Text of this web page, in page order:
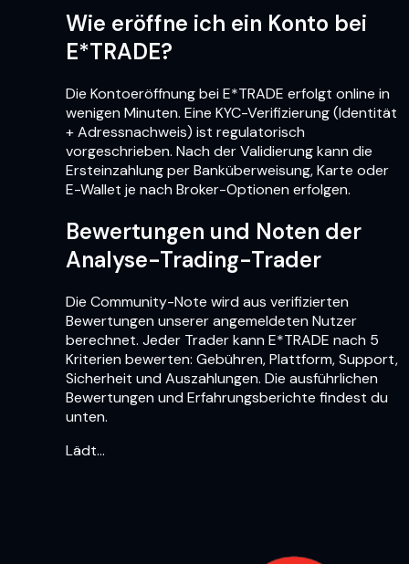
Wie eröffne ich ein Konto bei
E*TRADE?
Die Kontoeröffnung bei E*TRADE erfolgt online in
wenigen Minuten. Eine KYC-Verifizierung (Identität
+ Adressnachweis) ist regulatorisch
vorgeschrieben. Nach der Validierung kann die
Ersteinzahlung per Banküberweisung, Karte oder
E-Wallet je nach Broker-Optionen erfolgen.
Bewertungen und Noten der
Analyse-Trading-Trader
Die Community-Note wird aus verifizierten
Bewertungen unserer angemeldeten Nutzer
berechnet. Jeder Trader kann E*TRADE nach 5
Kriterien bewerten: Gebühren, Plattform, Support,
Sicherheit und Auszahlungen. Die ausführlichen
Bewertungen und Erfahrungsberichte findest du
unten.
Lädt…